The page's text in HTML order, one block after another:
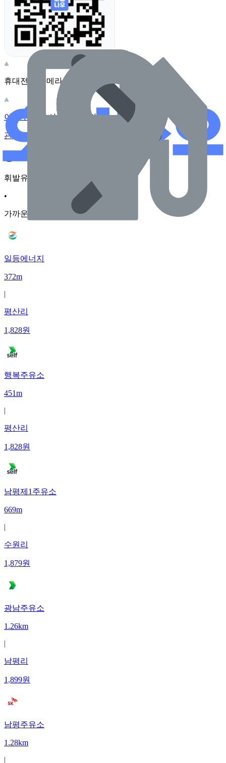
휴대전화 카메라로 찍어보세요
이 주유소의 사장님이신가요?
관리하기
휘발유
•
가까운순
일등에너지
372m
|
평산리
1,828원
행복주유소
451m
|
평산리
1,828원
남평제1주유소
669m
|
수원리
1,879원
광남주유소
1.26km
|
남평리
1,899원
남평주유소
1.28km
|